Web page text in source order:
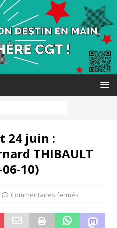
24 juin :
THIBAULT
10)
Commentaires fermés